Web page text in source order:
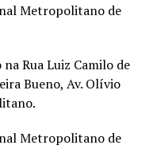
Metropolitano de
Rua Luiz Camilo de
Bueno, Av. Olívio
Metropolitano de